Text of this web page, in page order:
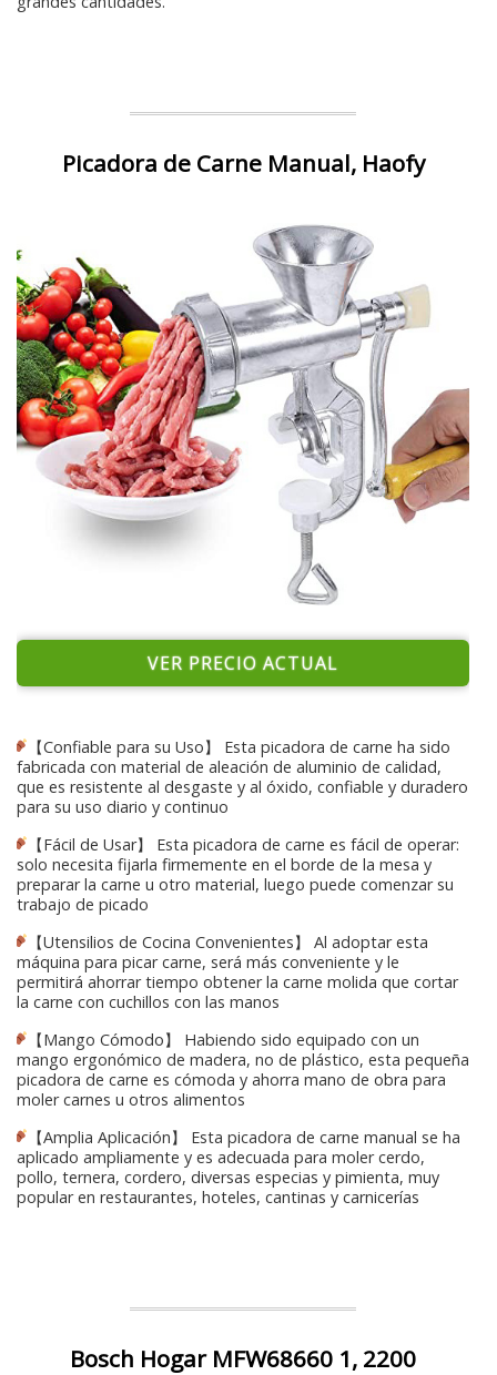
Picadora de Carne Manual, Haofy
VER PRECIO ACTUAL
【Confiable para su Uso】 Esta picadora de carne ha sido
fabricada con material de aleación de aluminio de calidad,
que es resistente al desgaste y al óxido, confiable y duradero
para su uso diario y continuo
【Fácil de Usar】 Esta picadora de carne es fácil de operar:
solo necesita fijarla firmemente en el borde de la mesa y
preparar la carne u otro material, luego puede comenzar su
trabajo de picado
【Utensilios de Cocina Convenientes】 Al adoptar esta
máquina para picar carne, será más conveniente y le
permitirá ahorrar tiempo obtener la carne molida que cortar
la carne con cuchillos con las manos
【Mango Cómodo】 Habiendo sido equipado con un
mango ergonómico de madera, no de plástico, esta pequeña
picadora de carne es cómoda y ahorra mano de obra para
moler carnes u otros alimentos
【Amplia Aplicación】 Esta picadora de carne manual se ha
aplicado ampliamente y es adecuada para moler cerdo,
pollo, ternera, cordero, diversas especias y pimienta, muy
popular en restaurantes, hoteles, cantinas y carnicerías
Bosch Hogar MFW68660 1, 2200